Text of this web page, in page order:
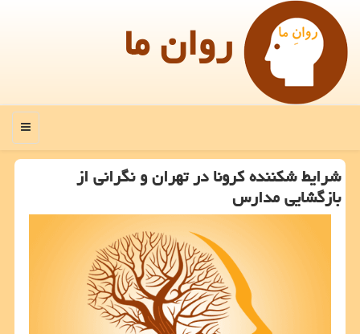
روان ما
منو
شرایط شكننده كرونا در تهران و نگرانی از
بازگشایی مدارس